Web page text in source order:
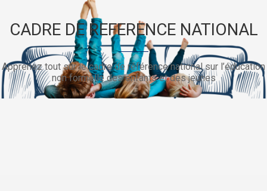
CADRE DE REFERENCE NATIONAL
Apprenez tout sur le cadre de référence national sur l’éducation
non formelle des enfants et des jeunes